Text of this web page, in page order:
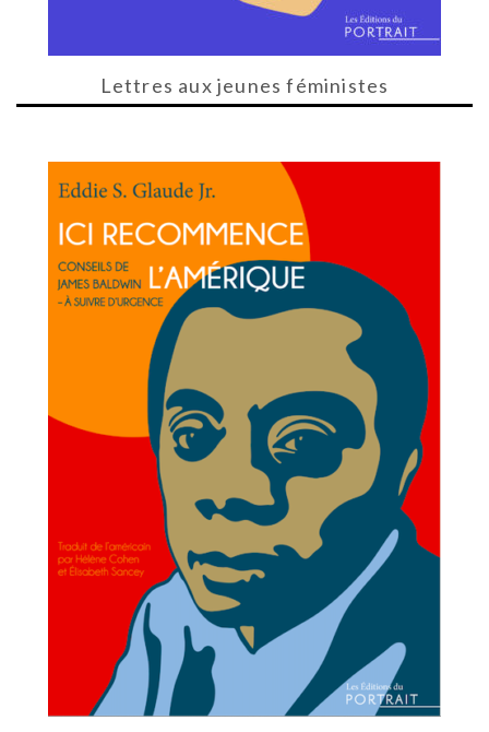
Lettres aux jeunes féministes